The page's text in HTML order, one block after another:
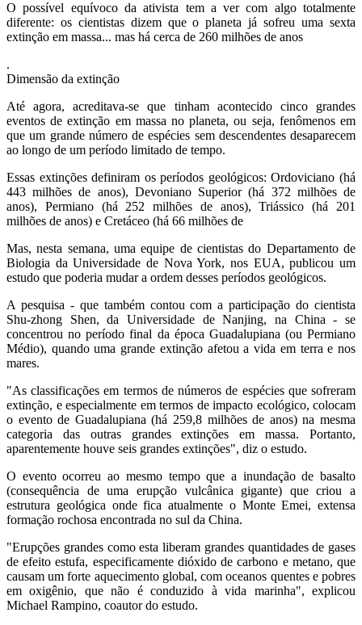
O possível equívoco da ativista tem a ver com algo totalmente
diferente: os cientistas dizem que o planeta já sofreu uma sexta
extinção em massa... mas há cerca de 260 milhões de anos
.
Dimensão da extinção
Até agora, acreditava-se que tinham acontecido cinco grandes
eventos de extinção em massa no planeta, ou seja, fenômenos em
que um grande número de espécies sem descendentes desaparecem
ao longo de um período limitado de tempo.
Essas extinções definiram os períodos geológicos: Ordoviciano (há
443 milhões de anos), Devoniano Superior (há 372 milhões de
anos), Permiano (há 252 milhões de anos), Triássico (há 201
milhões de anos) e Cretáceo (há 66 milhões de
Mas, nesta semana, uma equipe de cientistas do Departamento de
Biologia da Universidade de Nova York, nos EUA, publicou um
estudo que poderia mudar a ordem desses períodos geológicos.
A pesquisa - que também contou com a participação do cientista
Shu-zhong Shen, da Universidade de Nanjing, na China - se
concentrou no período final da época Guadalupiana (ou Permiano
Médio), quando uma grande extinção afetou a vida em terra e nos
mares.
"As classificações em termos de números de espécies que sofreram
extinção, e especialmente em termos de impacto ecológico, colocam
o evento de Guadalupiana (há 259,8 milhões de anos) na mesma
categoria das outras grandes extinções em massa. Portanto,
aparentemente houve seis grandes extinções", diz o estudo.
O evento ocorreu ao mesmo tempo que a inundação de basalto
(consequência de uma erupção vulcânica gigante) que criou a
estrutura geológica onde fica atualmente o Monte Emei, extensa
formação rochosa encontrada no sul da China.
"Erupções grandes como esta liberam grandes quantidades de gases
de efeito estufa, especificamente dióxido de carbono e metano, que
causam um forte aquecimento global, com oceanos quentes e pobres
em oxigênio, que não é conduzido à vida marinha", explicou
Michael Rampino, coautor do estudo.